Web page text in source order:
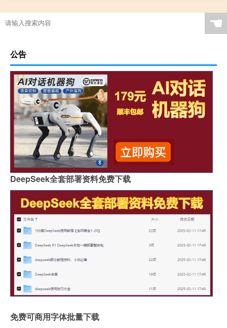
☚
公告
DeepSeek全套部署资料免费下载
免费可商用字体批量下载